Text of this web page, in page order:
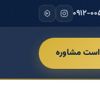
۴۸۷۳
مشاوره